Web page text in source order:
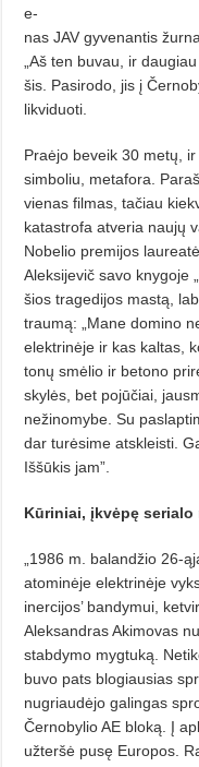
e­
nas JAV gyvenantis
„Aš ten buvau, ir
šis. Pasirodo, jis į
likviduoti.
Praėjo beveik 30 metų,
simboliu, metafora.
vienas filmas, tačiau
katastrofa atveria nau­jų
Nobelio premijos
Aleksijevič savo knygoje
šios tragedijos mas­tą,
traumą: „Mane domino
elektrinėje ir kas kaltas,
tonų smėlio ir betono
skylės, bet pojūčiai,
nežinomybe. Su
dar turėsime atskleisti.
Iššūkis jam”.
Kūriniai, įkvėpę serialo
„1986 m. balandžio 26-
atominėje elektrinėje
inercijos’ bandymui,
Aleksandras Akimovas
stabdymo mygtuką.
buvo pats blogiausias
nu­griaudėjo galingas
Černobylio AE bloką. Į
užteršė pusę Europos.